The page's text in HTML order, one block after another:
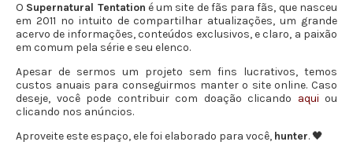
O Supernatural Tentation é um site de fãs para fãs, que nasceu
em 2011 no intuito de compartilhar atualizações, um grande
acervo de informações, conteúdos exclusivos, e claro, a paixão
em comum pela série e seu elenco.
Apesar de sermos um projeto sem fins lucrativos, temos
custos anuais para conseguirmos manter o site online. Caso
deseje, você pode contribuir com doação clicando aqui ou
clicando nos anúncios.
Aproveite este espaço, ele foi elaborado para você, hunter. 🖤